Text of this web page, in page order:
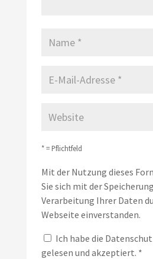
* = Pflichtfeld
Mit der Nutzung dieses
Sie sich mit der
Verarbeitung Ihrer Daten
Webseite einverstanden.
Ich habe die
gelesen und akzeptiert. *